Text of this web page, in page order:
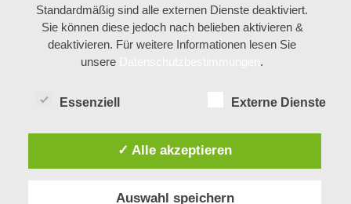
Standardmäßig sind alle externen Dienste deaktiviert.
Sie können diese jedoch nach belieben aktivieren &
deaktivieren. Für weitere Informationen lesen Sie
unsere
.
Essenziell Externe Dienste
✓ Alle akzeptieren
Auswahl speichern